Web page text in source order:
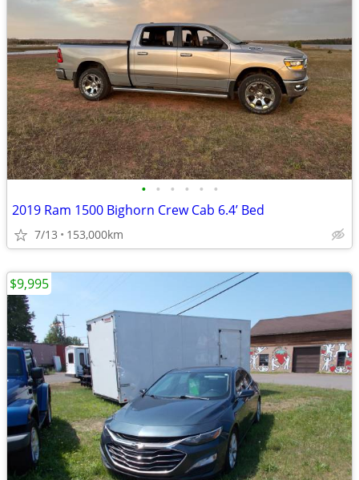
• • • • • •
2019 Ram 1500 Bighorn Crew Cab 6.4’ Bed
7/13 153,000km
$9,995